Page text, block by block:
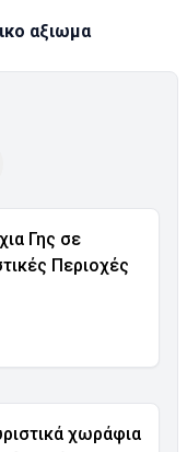
αξιωμα
Γης σε
Περιοχές
χωράφια